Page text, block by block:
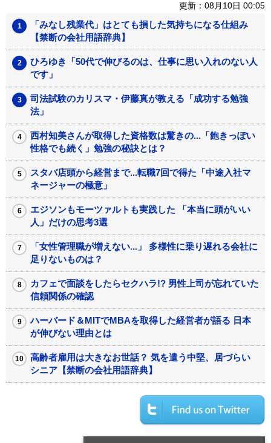
更新：08月10日 00:05
「みなし残業代」はとても損した気持ちになる仕組み
【禁断の会社用語辞典】
ひろゆき「50代で伸びるのは、仕事に思い入れのない人
です」
司法試験のカリスマ・伊藤真が教える「成功する勉強
法」
西村知美さんが取得した資格数は驚きの...「飽きっぽい
性格でも続く」勉強の秘訣とは？
スタバ店頭から経営まで...転職7回で得た「中途入社マ
ネージャーの極意」
エジソンもモーツァルトも実践した 「本当に頭がいい
人」だけの思考3選
「女性管理職が増えない...」 多様性に乗り遅れる会社に
足りないものは？
カフェで面談をしたらセクハラ!? 男性上司が忘れていた
信頼関係の確認
ハーバード＆MITでMBAを取得した経営者が語る 日本
が伸びない理由とは
高齢者雇用は大きなお世話？ 気を遣う中堅、居づらい
シニア【禁断の会社用語辞典】